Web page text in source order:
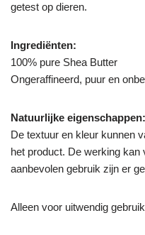
getest op dieren.
Ingrediënten:
100% pure Shea Butter
Ongeraffineerd, puur en
Natuurlijke eigenschappen:
De textuur en kleur kunnen
het product. De werking
aanbevolen gebruik zijn er
Alleen voor uitwendig